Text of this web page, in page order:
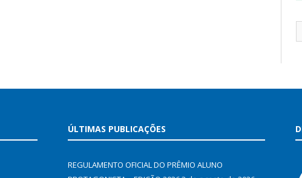
ÚLTIMAS PUBLICAÇÕES
REGULAMENTO OFICIAL DO PRÊMIO ALUNO